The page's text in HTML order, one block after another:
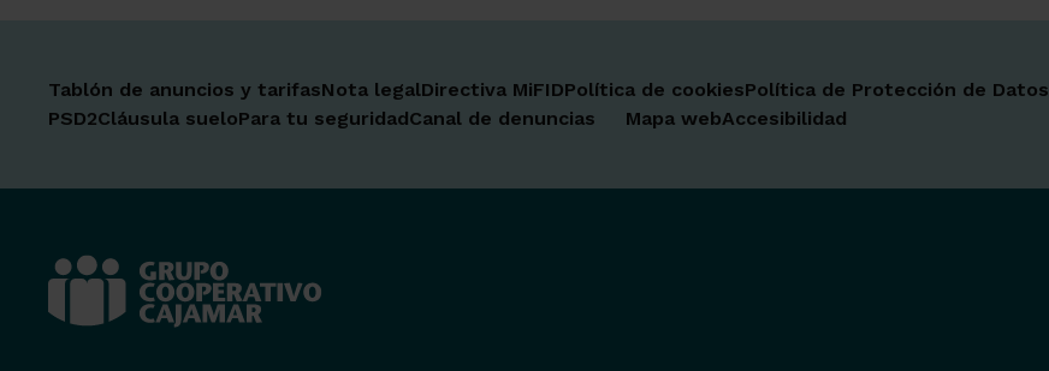
Tablón de anuncios y tarifasNota legalDirectiva MiFIDPolítica de cookiesPolítica de Protección de Datos
PSD2Cláusula sueloPara tu seguridadCanal de denuncias Mapa webAccesibilidad